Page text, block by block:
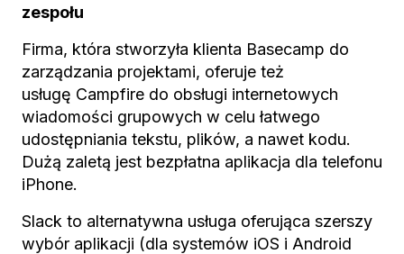
zespołu
Firma, która stworzyła klienta Basecamp do
zarządzania projektami, oferuje też
usługę Campfire do obsługi internetowych
wiadomości grupowych w celu łatwego
udostępniania tekstu, plików, a nawet kodu.
Dużą zaletą jest bezpłatna aplikacja dla telefonu
iPhone.
Slack to alternatywna usługa oferująca szerszy
wybór aplikacji (dla systemów iOS i Android